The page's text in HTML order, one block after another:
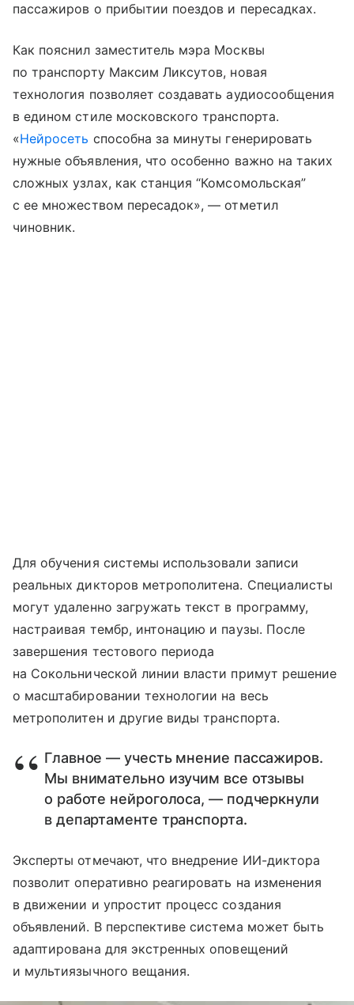
пассажиров о прибытии поездов и пересадках.
Как пояснил заместитель мэра Москвы
по транспорту Максим Ликсутов, новая
технология позволяет создавать аудиосообщения
в едином стиле московского транспорта.
«Нейросеть способна за минуты генерировать
нужные объявления, что особенно важно на таких
сложных узлах, как станция “Комсомольская”
с ее множеством пересадок», — отметил
чиновник.
Для обучения системы использовали записи
реальных дикторов метрополитена. Специалисты
могут удаленно загружать текст в программу,
настраивая тембр, интонацию и паузы. После
завершения тестового периода
на Сокольнической линии власти примут решение
о масштабировании технологии на весь
метрополитен и другие виды транспорта.
Главное — учесть мнение пассажиров.
Мы внимательно изучим все отзывы
о работе нейроголоса, — подчеркнули
в департаменте транспорта.
Эксперты отмечают, что внедрение ИИ-диктора
позволит оперативно реагировать на изменения
в движении и упростит процесс создания
объявлений. В перспективе система может быть
адаптирована для экстренных оповещений
и мультиязычного вещания.